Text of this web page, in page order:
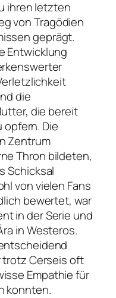
ihren letzten
von Tragödien
geprägt.
Entwicklung
die
die bereit
opfern. Die
Zentrum
Thron bildeten,
Schicksal
von vielen Fans
bewertet, war
in der Serie und
in Westeros.
trotz Cerseis oft
Empathie für
konnten.